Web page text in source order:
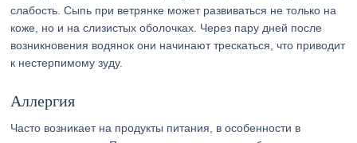
слабость. Сыпь при ветрянке может развиваться не только на
коже, но и на слизистых оболочках. Через пару дней после
возникновения водянок они начинают трескаться, что приводит
к нестерпимому зуду.
Аллергия
Часто возникает на продукты питания, в особенности в